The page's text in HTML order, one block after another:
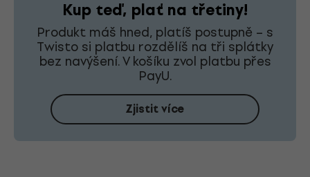
Kup teď, plať na třetiny!
Produkt máš hned, platíš postupně – s
Twisto si platbu rozdělíš na tři splátky
bez navýšení. V košíku zvol platbu přes
PayU.
Zjistit více